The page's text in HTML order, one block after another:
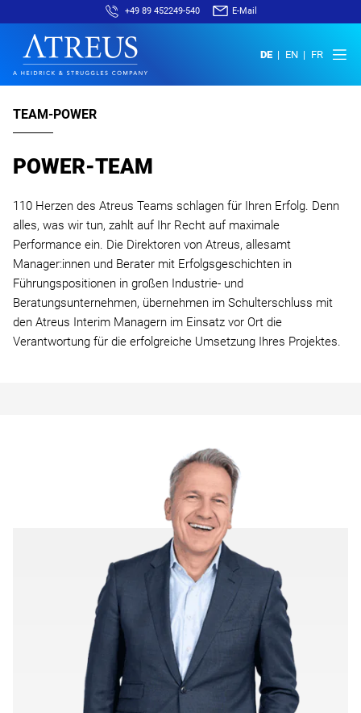
+49 89 452249-540 E-Mail
DE EN FR
TEAM-POWER
POWER-TEAM
110 Herzen des Atreus Teams schlagen für Ihren Erfolg. Denn
alles, was wir tun, zahlt auf Ihr Recht auf maximale
Performance ein. Die Direktoren von Atreus, allesamt
Manager:innen und Berater mit Erfolgsgeschichten in
Führungspositionen in großen Industrie- und
Beratungsunternehmen, übernehmen im Schulterschluss mit
den Atreus Interim Managern im Einsatz vor Ort die
Verantwortung für die erfolgreiche Umsetzung Ihres Projektes.